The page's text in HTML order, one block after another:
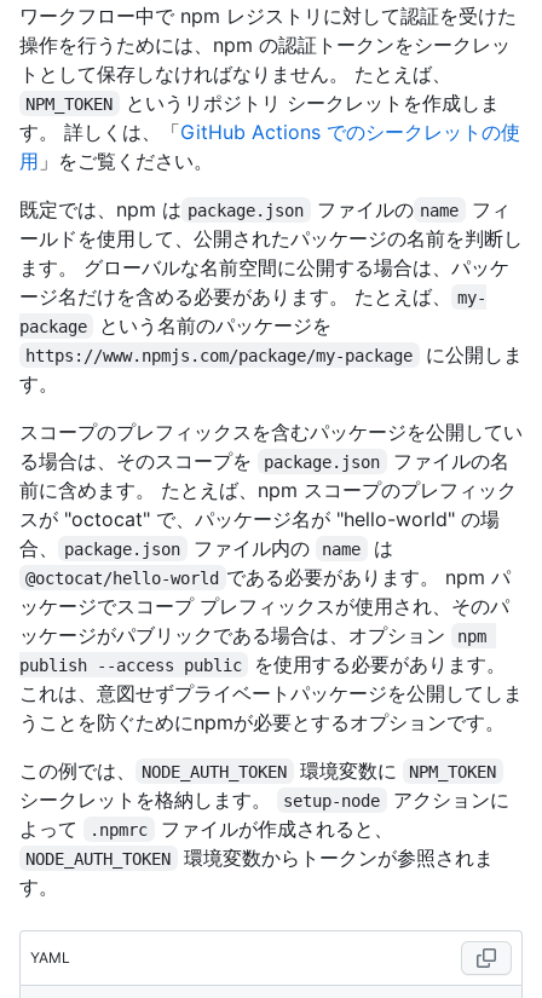
ワークフロー中で npm レジストリに対して認証を受けた
操作を行うためには、npm の認証トークンをシークレッ
トとして保存しなければなりません。 たとえば、
NPM_TOKEN
というリポジトリ シークレットを作成しま
す。 詳しくは、「GitHub Actions でのシークレットの使
用 」をご覧ください。
既定では、npm は package.json ファイルの name
フィ
ールドを使用して、公開されたパッケージの名前を判断し
ます。 グローバルな名前空間に公開する場合は、パッケ
ージ名だけを含める必要があります。 たとえば、
my-
package
という名前のパッケージを
https://www.npmjs.com/package/my-package
に公開しま
す。
スコープのプレフィックスを含むパッケージを公開してい
る場合は、そのスコープを
package.json
ファイルの名
前に含めます。 たとえば、npm スコープのプレフィック
スが "octocat" で、パッケージ名が "hello-world" の場
合、
package.json ファイル内の name は
@octocat/hello-world である必要があります。 npm パ
ッケージでスコープ プレフィックスが使用され、そのパ
ッケージがパブリックである場合は、オプション
npm
publish --access public
を使用する必要があります。
これは、意図せずプライベートパッケージを公開してしま
うことを防ぐためにnpmが必要とするオプションです。
この例では、
NODE_AUTH_TOKEN 環境変数に NPM_TOKEN
シークレットを格納します。 setup-node
アクションに
よって
.npmrc ファイルが作成されると、
NODE_AUTH_TOKEN
環境変数からトークンが参照されま
す。
YAML